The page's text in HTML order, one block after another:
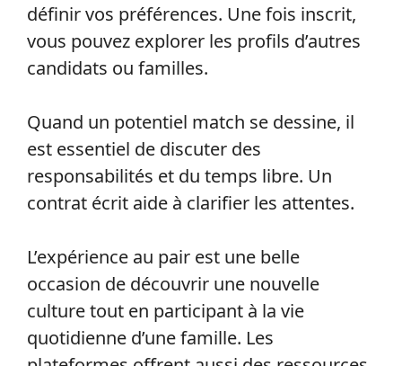
définir vos préférences. Une fois inscrit,
vous pouvez explorer les profils d’autres
candidats ou familles.
Quand un potentiel match se dessine, il
est essentiel de discuter des
responsabilités et du temps libre. Un
contrat écrit aide à clarifier les attentes.
L’expérience au pair est une belle
occasion de découvrir une nouvelle
culture tout en participant à la vie
quotidienne d’une famille. Les